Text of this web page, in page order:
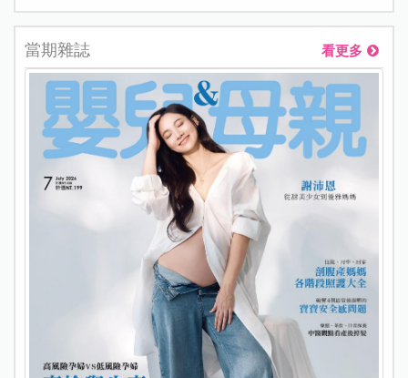
當期雜誌 看更多